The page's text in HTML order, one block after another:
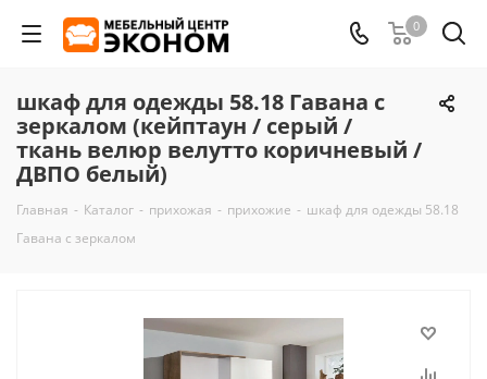
0
шкаф для одежды 58.18 Гавана с
зеркалом (кейптаун / серый /
ткань велюр велутто коричневый /
ДВПО белый)
Главная - Каталог - прихожая - прихожие - шкаф для одежды 58.18
Гавана с зеркалом